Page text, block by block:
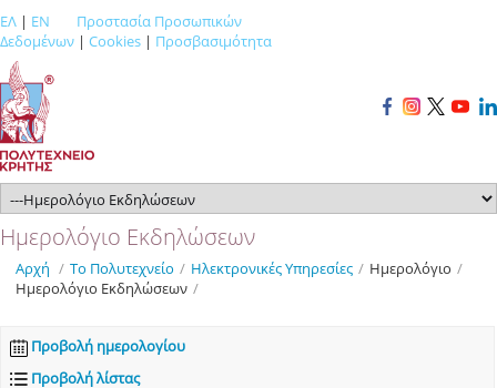
ΕΛ | EN
Προστασία Προσωπικών
Δεδομένων | Cookies | Προσβασιμότητα
Ημερολόγιο Εκδηλώσεων
Αρχή / Το Πολυτεχνείο / Ηλεκτρονικές Υπηρεσίες / Ημερολόγιο /
Ημερολόγιο Εκδηλώσεων /
Προβολή ημερολογίου
Προβολή λίστας